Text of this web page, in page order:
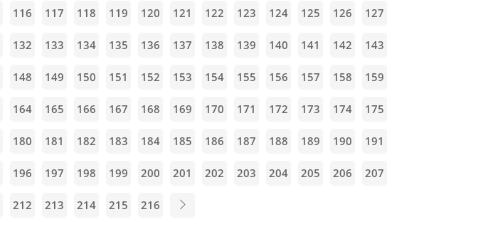
116 117 118 119 120 121 122 123 124 125 126 127
132 133 134 135 136 137 138 139 140 141 142 143
148 149 150 151 152 153 154 155 156 157 158 159
164 165 166 167 168 169 170 171 172 173 174 175
180 181 182 183 184 185 186 187 188 189 190 191
196 197 198 199 200 201 202 203 204 205 206 207
212 213 214 215 216